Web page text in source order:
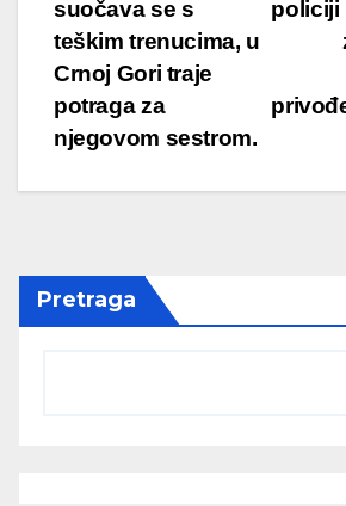
policiji
suočava se s
teškim trenucima, u
Crnoj Gori traje
potraga za
njegovom sestrom.
Pretraga